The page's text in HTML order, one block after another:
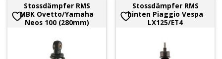
Stossdämpfer RMS
MBK Ovetto/Yamaha
Neos 100 (280mm)
Stossdämpfer RMS
hinten Piaggio Vespa
LX125/ET4